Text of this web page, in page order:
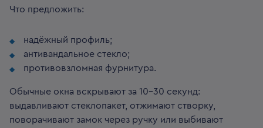
Что предложить:
надёжный профиль;
антивандальное стекло;
противовзломная фурнитура.
Обычные окна вскрывают за 10-30 секунд:
выдавливают стеклопакет, отжимают створку,
поворачивают замок через ручку или выбивают